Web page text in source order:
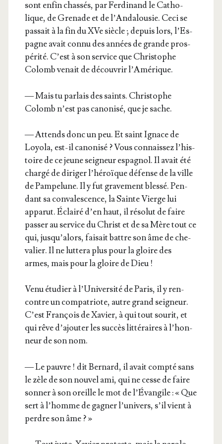
sont enfin chas­sés, par Fer­di­nand le Catho­
lique, de Gre­nade et de l’An­da­lou­sie. Ceci se
pas­sait à la fin du XVe siècle ; depuis lors, l’Es­
pagne avait connu des années de grande pros­
pé­ri­té. C’est à son ser­vice que Chris­tophe
Colomb venait de décou­vrir l’Amérique.
— Mais tu par­lais des saints. Chris­tophe
Colomb n’est pas cano­ni­sé, que je sache.
— Attends donc un peu. Et saint Ignace de
Loyo­la, est-il cano­ni­sé ? Vous connais­sez l’his­
toire de ce jeune sei­gneur espa­gnol. Il avait été
char­gé de diri­ger l’hé­roïque défense de la ville
de Pam­pe­lune. Il y fut gra­ve­ment bles­sé. Pen­
dant sa conva­les­cence, la Sainte Vierge lui
appa­rut. Éclai­ré d’en haut, il réso­lut de faire
pas­ser au ser­vice du Christ et de sa Mère tout ce
qui, jus­qu’a­lors, fai­sait battre son âme de che­
va­lier. Il ne lut­te­ra plus pour la gloire des
armes, mais pour la gloire de Dieu !
Venu étu­dier à l’U­ni­ver­si­té de Paris, il y ren­
contre un com­pa­triote, autre grand sei­gneur.
C’est Fran­çois de Xavier, à qui tout sou­rit, et
qui rêve d’a­jou­ter les suc­cès lit­té­raires à l’hon­
neur de son nom.
— Le pauvre ! dit Ber­nard, il avait comp­té sans
le zèle de son nou­vel ami, qui ne cesse de faire
son­ner à son oreille le mot de l’É­van­gile : « Que
sert à l’homme de gagner l’u­ni­vers, s’il vient à
perdre son âme ? »